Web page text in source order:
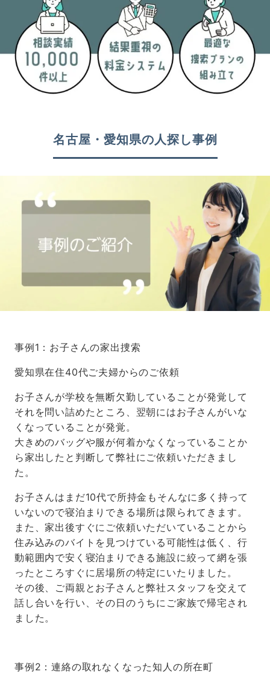
名古屋・愛知県の人探し事例
事例1：お子さんの家出捜索
愛知県在住40代ご夫婦からのご依頼
お子さんが学校を無断欠勤していることが発覚して
それを問い詰めたところ、翌朝にはお子さんがいな
くなっていることが発覚。
大きめのバッグや服が何着かなくなっていることか
ら家出したと判断して弊社にご依頼いただきまし
た。
お子さんはまだ10代で所持金もそんなに多く持って
いないので寝泊まりできる場所は限られてきます。
また、家出後すぐにご依頼いただいていることから
住み込みのバイトを見つけている可能性は低く、行
動範囲内で安く寝泊まりできる施設に絞って網を張
ったところすぐに居場所の特定にいたりました。
その後、ご両親とお子さんと弊社スタッフを交えて
話し合いを行い、その日のうちにご家族で帰宅され
ました。
事例2：連絡の取れなくなった知人の所在町